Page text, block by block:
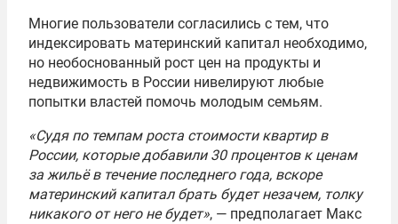
Многие пользователи согласились с тем, что
индексировать материнский капитал необходимо,
но необоснованный рост цен на продукты и
недвижимость в России нивелируют любые
попытки властей помочь молодым семьям.
«Судя по темпам роста стоимости квартир в
России, которые добавили 30 процентов к ценам
за жильё в течение последнего года, вскоре
материнский капитал брать будет незачем, толку
никакого от него не будет», — предполагает Макс